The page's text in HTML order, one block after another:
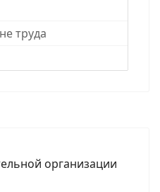
труда
организации